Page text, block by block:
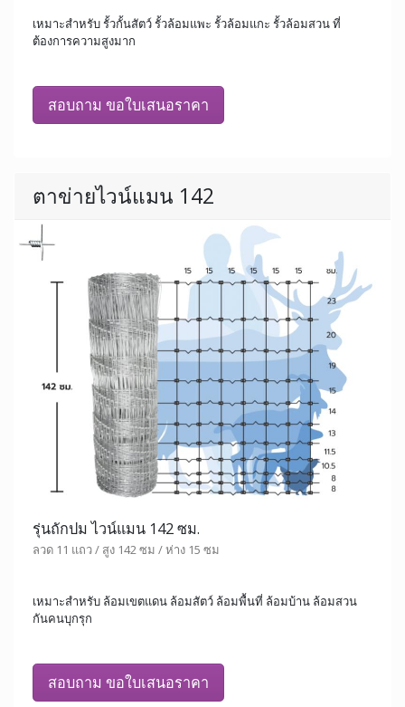
เหมาะสำหรับ รั้วกั้นสัตว์ รั้วล้อมแพะ รั้วล้อมแกะ รั้วล้อมสวน ที่
ต้องการความสูงมาก
สอบถาม ขอใบเสนอราคา
ตาข่ายไวน์แมน 142
รุ่นถักปม ไวน์แมน 142 ซม.
ลวด 11 แถว / สูง 142 ซม / ห่าง 15 ซม
เหมาะสำหรับ ล้อมเขตแดน ล้อมสัตว์ ล้อมพื้นที่ ล้อมบ้าน ล้อมสวน
กันคนบุกรุก
สอบถาม ขอใบเสนอราคา